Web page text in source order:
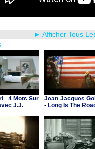
► Afficher Tous
- 4 Mots Sur
J.J.
Jean-Jacques
- Long Is The Road